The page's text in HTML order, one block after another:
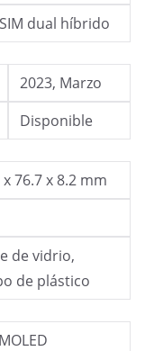
dual híbrido
2023, Marzo
Disponible
x 76.7 x 8.2 mm
de vidrio,
de plástico